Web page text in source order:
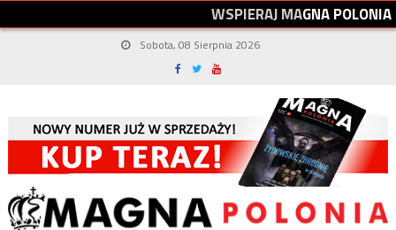
WSPIERAJMAGNAPOLONIA
Sobota, 08 Sierpnia 2026